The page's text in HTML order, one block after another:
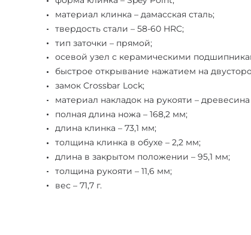
материал клинка – дамасская сталь;
твердость стали – 58-60 HRC;
тип заточки – прямой;
осевой узел с керамическими
быстрое открывание нажатием на
замок Crossbar Lock;
материал накладок на рукояти –
полная длина ножа – 168,2 мм;
длина клинка – 73,1 мм;
толщина клинка в обухе – 2,2 мм;
длина в закрытом положении – 95,1 мм;
толщина рукояти – 11,6 мм;
вес – 71,7 г.